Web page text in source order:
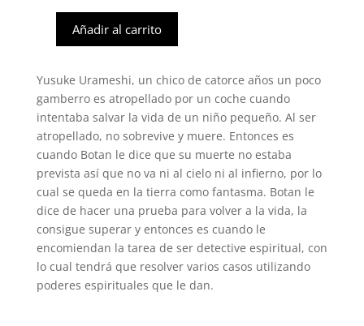
Kanzenban
#2
(Ivrea
Arg)
cantidad
Añadir al carrito
Yusuke Urameshi, un chico de catorce años un poco
gamberro es atropellado por un coche cuando
intentaba salvar la vida de un niño pequeño. Al ser
atropellado, no sobrevive y muere. Entonces es
cuando Botan le dice que su muerte no estaba
prevista así que no va ni al cielo ni al infierno, por lo
cual se queda en la tierra como fantasma. Botan le
dice de hacer una prueba para volver a la vida, la
consigue superar y entonces es cuando le
encomiendan la tarea de ser detective espiritual, con
lo cual tendrá que resolver varios casos utilizando
poderes espirituales que le dan.